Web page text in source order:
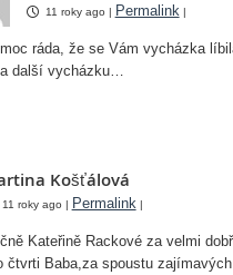
11 roky ago | Permalink |
ráda, že se Vám vycházka
další vycházku…
Košťálová
11 roky ago | Permalink |
Kateřině Rackové za velmi
čtvrti Baba,za spoustu zajímavých